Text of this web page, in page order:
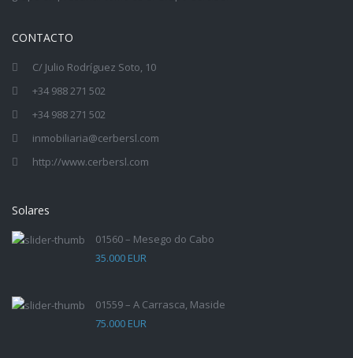
CONTACTO
C/ Julio Rodríguez Soto, 10
+34 988 271 502
+34 988 271 502
inmobiliaria@cerbersl.com
http://www.cerbersl.com
Solares
01560 – Mesego do Cabo
35.000 EUR
01559 – A Carrasca, Maside
75.000 EUR